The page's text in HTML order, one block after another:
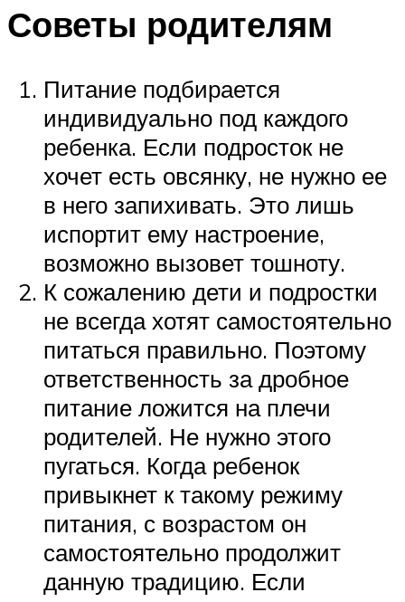
Советы родителям
Питание подбирается
индивидуально под каждого
ребенка. Если подросток не
хочет есть овсянку, не нужно ее
в него запихивать. Это лишь
испортит ему настроение,
возможно вызовет тошноту.
К сожалению дети и подростки
не всегда хотят самостоятельно
питаться правильно. Поэтому
ответственность за дробное
питание ложится на плечи
родителей. Не нужно этого
пугаться. Когда ребенок
привыкнет к такому режиму
питания, с возрастом он
самостоятельно продолжит
данную традицию. Если